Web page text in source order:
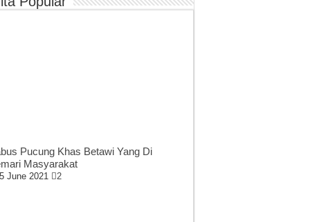
Pucung Khas Betawi Yang Di
Masyarakat
June 2021 2